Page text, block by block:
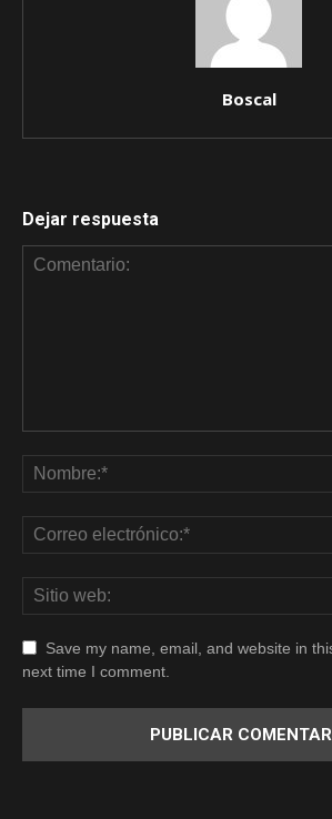
Boscal
Dejar respuesta
Save my name, email, and website in
next time I comment.